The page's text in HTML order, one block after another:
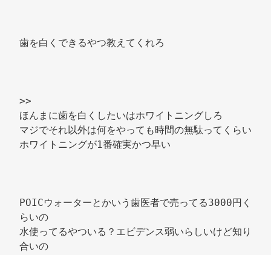
歯を白くできるやつ教えてくれろ
>>
ほんまに歯を白くしたいはホワイトニングしろ
ホワイトニングが1番確実かつ早い
POICウォーターとかいう歯医者で売ってる3000円く
らいの
水使ってるやついる？エビデンス弱いらしいけど知り
合いの